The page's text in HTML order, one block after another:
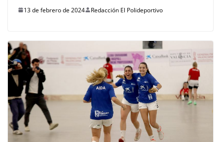
13 de febrero de 2024 Redacción El Polideportivo